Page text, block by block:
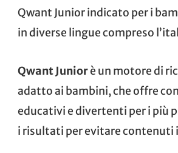
Qwant Juniorindicato per i
in diverse lingue compreso
Qwant Juniorè un motore di
adatto ai bambini, che offre
educativi e divertenti per i più
i risultati per evitare contenuti